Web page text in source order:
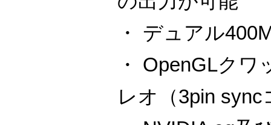
・ デュアル
・ OpenGLク
レオ（3pin